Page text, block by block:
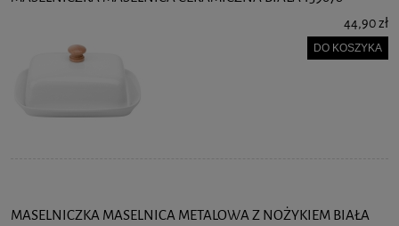
44,90 zł
DO KOSZYKA
MASELNICZKA MASELNICA METALOWA Z NOŻYKIEM BIAŁA